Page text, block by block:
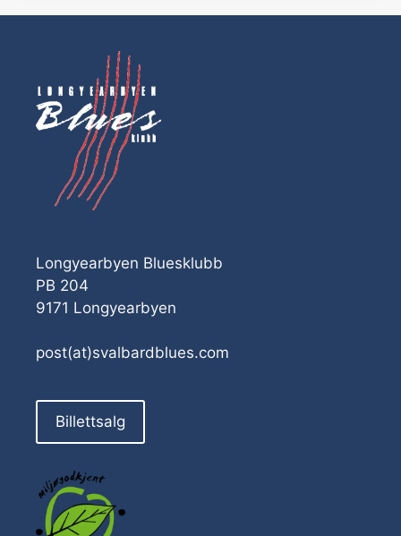
Longyearbyen Bluesklubb
PB 204
9171 Longyearbyen
post(at)svalbardblues.com
Billettsalg